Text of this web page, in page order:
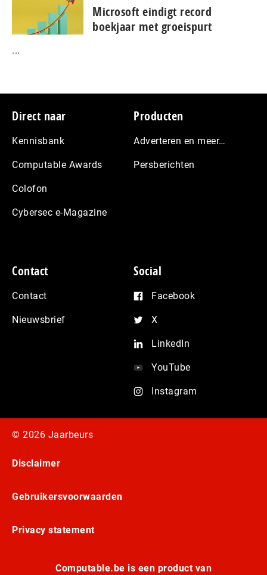
Microsoft eindigt record
boekjaar met groeispurt
...
Footer
Direct naar
Kennisbank
Computable Awards
Colofon
Cybersec e-Magazine
Producten
Adverteren en meer…
Persberichten
Contact
Contact
Nieuwsbrief
Social
Facebook
X
LinkedIn
YouTube
Instagram
© 2026 Jaarbeurs
Disclaimer
Gebruikersvoorwaarden
Privacy statement
Computable.be is een product van